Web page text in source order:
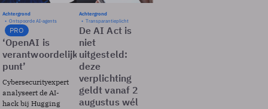
Achtergrond
Ontspoorde AI-agents
PRO
‘OpenAI is
verantwoordelijk,
punt’
Cybersecurityexpert
analyseert de AI-
hack bij Hugging
Achtergrond
Transparantieplicht
De AI Act is
niet
uitgesteld:
deze
verplichting
geldt vanaf 2
augustus wél